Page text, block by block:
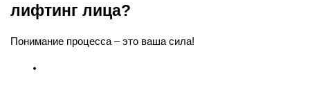
лифтинг лица?
Понимание процесса – это ваша сила!